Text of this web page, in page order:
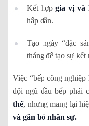
Kết hợpgia vị và
hấp dẫn.
Tạo ngày “đặc
tháng để tạo sự kết
Việc “bếp công nghiệp
đội ngũ đầu bếp phải
thể, nhưng mang lại
và gắn bó nhân sự.